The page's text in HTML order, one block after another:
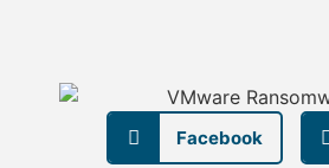
Facebook